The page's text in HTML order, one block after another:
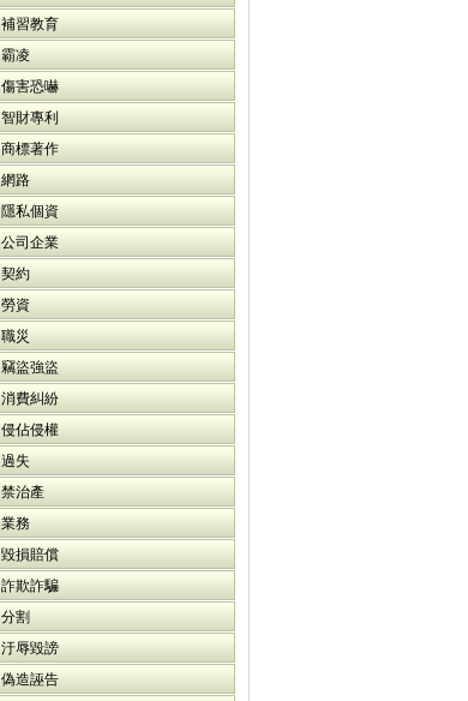
補習教育
霸凌
傷害恐嚇
智財專利
商標著作
網路
隱私個資
公司企業
契約
勞資
職災
竊盜強盜
消費糾紛
侵佔侵權
過失
禁治產
業務
毀損賠償
詐欺詐騙
分割
汙辱毀謗
偽造誣告